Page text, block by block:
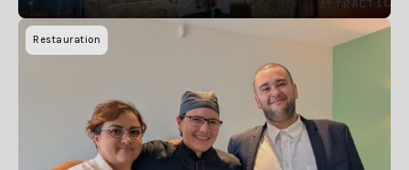
S'abonner
Restauration